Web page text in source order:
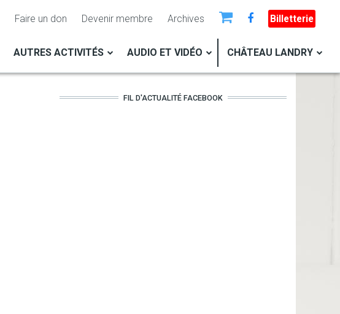
Faire un don Devenir membre Archives Billetterie
AUTRES ACTIVITÉS AUDIO ET VIDÉO CHÂTEAU LANDRY
FIL D'ACTUALITÉ FACEBOOK